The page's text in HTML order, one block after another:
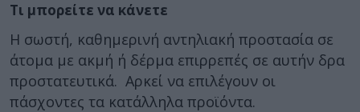
Τι μπορείτε να κάνετε
Η σωστή, καθημερινή αντηλιακή προστασία σε
άτομα με ακμή ή δέρμα επιρρεπές σε αυτήν δρα
προστατευτικά. Αρκεί να επιλέγουν οι
πάσχοντες τα κατάλληλα προϊόντα.